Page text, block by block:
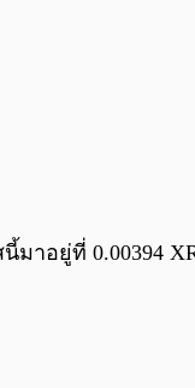
าอยู่ที่ 0.00394